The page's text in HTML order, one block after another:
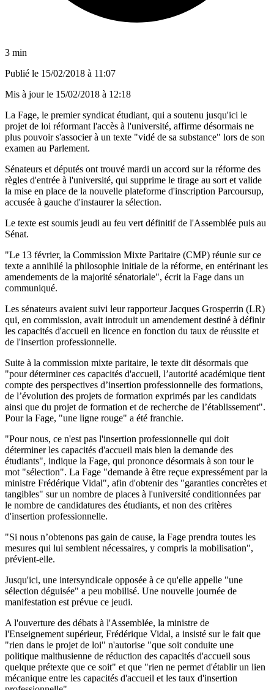
3 min
Publié le 15/02/2018 à 11:07
Mis à jour le 15/02/2018 à 12:18
La Fage, le premier syndicat étudiant, qui a soutenu jusqu'ici le
projet de loi réformant l'accès à l'université, affirme désormais ne
plus pouvoir s'associer à un texte "vidé de sa substance" lors de son
examen au Parlement.
Sénateurs et députés ont trouvé mardi un accord sur la réforme des
règles d'entrée à l'université, qui supprime le tirage au sort et valide
la mise en place de la nouvelle plateforme d'inscription Parcoursup,
accusée à gauche d'instaurer la sélection.
Le texte est soumis jeudi au feu vert définitif de l'Assemblée puis au
Sénat.
"Le 13 février, la Commission Mixte Paritaire (CMP) réunie sur ce
texte a annihilé la philosophie initiale de la réforme, en entérinant les
amendements de la majorité sénatoriale", écrit la Fage dans un
communiqué.
Les sénateurs avaient suivi leur rapporteur Jacques Grosperrin (LR)
qui, en commission, avait introduit un amendement destiné à définir
les capacités d'accueil en licence en fonction du taux de réussite et
de l'insertion professionnelle.
Suite à la commission mixte paritaire, le texte dit désormais que
"pour déterminer ces capacités d'accueil, l’autorité académique tient
compte des perspectives d’insertion professionnelle des formations,
de l’évolution des projets de formation exprimés par les candidats
ainsi que du projet de formation et de recherche de l’établissement".
Pour la Fage, "une ligne rouge" a été franchie.
"Pour nous, ce n'est pas l'insertion professionnelle qui doit
déterminer les capacités d'accueil mais bien la demande des
étudiants", indique la Fage, qui prononce désormais à son tour le
mot "sélection". La Fage "demande à être reçue expressément par la
ministre Frédérique Vidal", afin d'obtenir des "garanties concrètes et
tangibles" sur un nombre de places à l'université conditionnées par
le nombre de candidatures des étudiants, et non des critères
d'insertion professionnelle.
"Si nous n’obtenons pas gain de cause, la Fage prendra toutes les
mesures qui lui semblent nécessaires, y compris la mobilisation",
prévient-elle.
Jusqu'ici, une intersyndicale opposée à ce qu'elle appelle "une
sélection déguisée" a peu mobilisé. Une nouvelle journée de
manifestation est prévue ce jeudi.
A l'ouverture des débats à l'Assemblée, la ministre de
l'Enseignement supérieur, Frédérique Vidal, a insisté sur le fait que
"rien dans le projet de loi" n'autorise "que soit conduite une
politique malthusienne de réduction des capacités d'accueil sous
quelque prétexte que ce soit" et que "rien ne permet d'établir un lien
mécanique entre les capacités d'accueil et les taux d'insertion